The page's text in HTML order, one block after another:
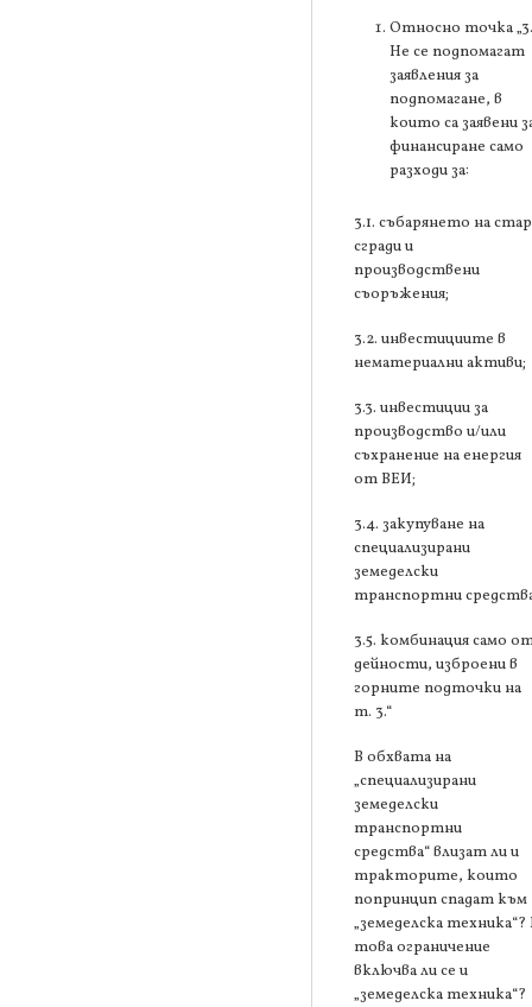
Относно точка „3.
Не се подпомагат
заявления за
подпомагане, в
които са заявени
финансиране само
разходи за:
3.1. събарянето на
сгради и
производствени
съоръжения;
3.2. инвестициите в
нематериални активи;
3.3. инвестиции за
производство и/или
съхранение на енергия
от ВЕИ;
3.4. закупуване на
специализирани
земеделски
транспортни
3.5. комбинация само
дейности, изброени в
горните подточки на
т. 3.“
В обхвата на
„специализирани
земеделски
транспортни
средства“ влизат ли и
тракторите, които
попринцип спадат към
„земеделска техника“?
това ограничение
включва ли се и
„земеделска техника“?